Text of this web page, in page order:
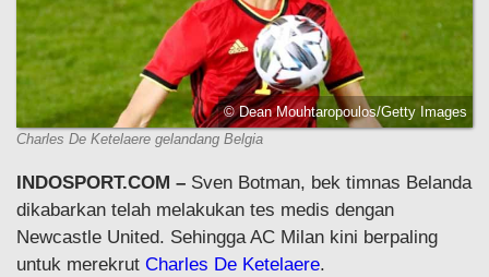
© Dean Mouhtaropoulos/Getty Images
Charles De Ketelaere gelandang Belgia
INDOSPORT.COM – Sven Botman, bek timnas Belanda
dikabarkan telah melakukan tes medis dengan
Newcastle United. Sehingga AC Milan kini berpaling
untuk merekrut Charles De Ketelaere.